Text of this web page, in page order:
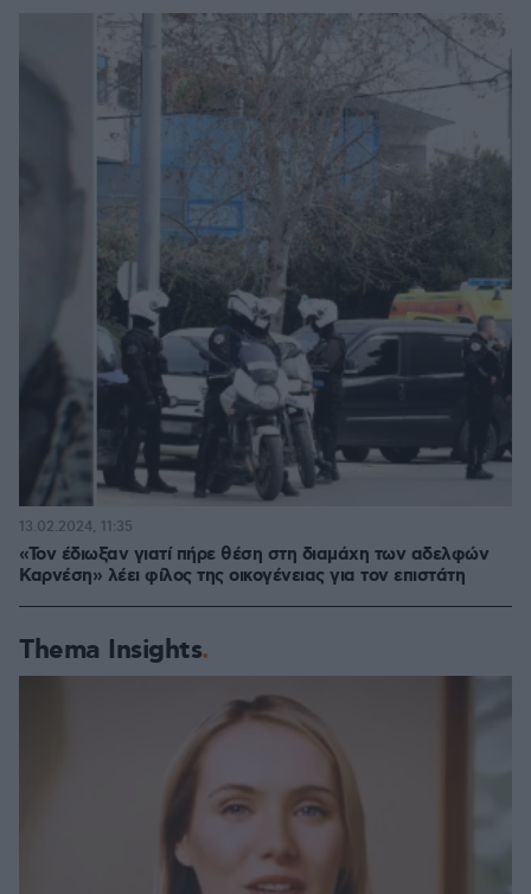
«Τον έδιωξαν γιατί πήρε θέση στη διαμάχη των αδελφών
Καρνέση» λέει φίλος της οικογένειας για τον επιστάτη
13.02.2024, 11:35
Thema Insights